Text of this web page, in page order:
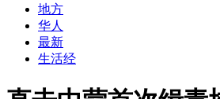
地方
华人
最新
生活经